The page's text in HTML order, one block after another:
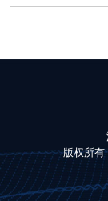
版权所有